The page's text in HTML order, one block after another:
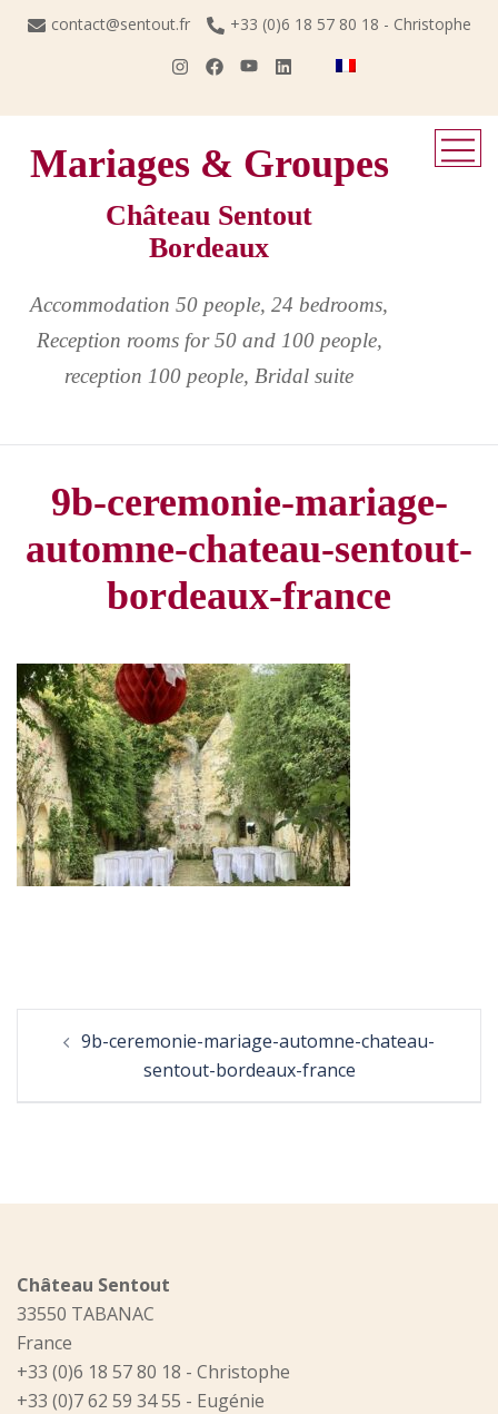
Skip
contact@sentout.fr +33 (0)6 18 57 80 18 - Christophe
Mariages & Groupes
Château Sentout
Bordeaux
Accommodation 50 people, 24 bedrooms,
Reception rooms for 50 and 100 people,
reception 100 people, Bridal suite
9b-ceremonie-mariage-
automne-chateau-sentout-
bordeaux-france
navigation9b-ceremonie-mariage-automne-chateau-
sentout-bordeaux-france
Château Sentout
33550 TABANAC
France
+33 (0)6 18 57 80 18 - Christophe
+33 (0)7 62 59 34 55 - Eugénie